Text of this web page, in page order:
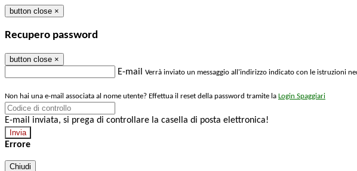
button close ×
Recupero password
button close ×
E-mail Verrà inviato un messaggio all'indirizzo indicato con le istruzioni
Non hai una e-mail associata al nome utente? Effettua il reset della password tramite la Login Spaggiari
E-mail inviata, si prega di controllare la casella di posta elettronica!
Errore
Chiudi